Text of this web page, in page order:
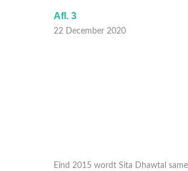
Afl. 3
22 December 2020
Eind 2015 wordt Sita Dhawtal